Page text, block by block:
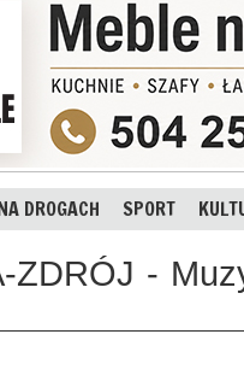
DROGACH SPORT
ZDRÓJ -